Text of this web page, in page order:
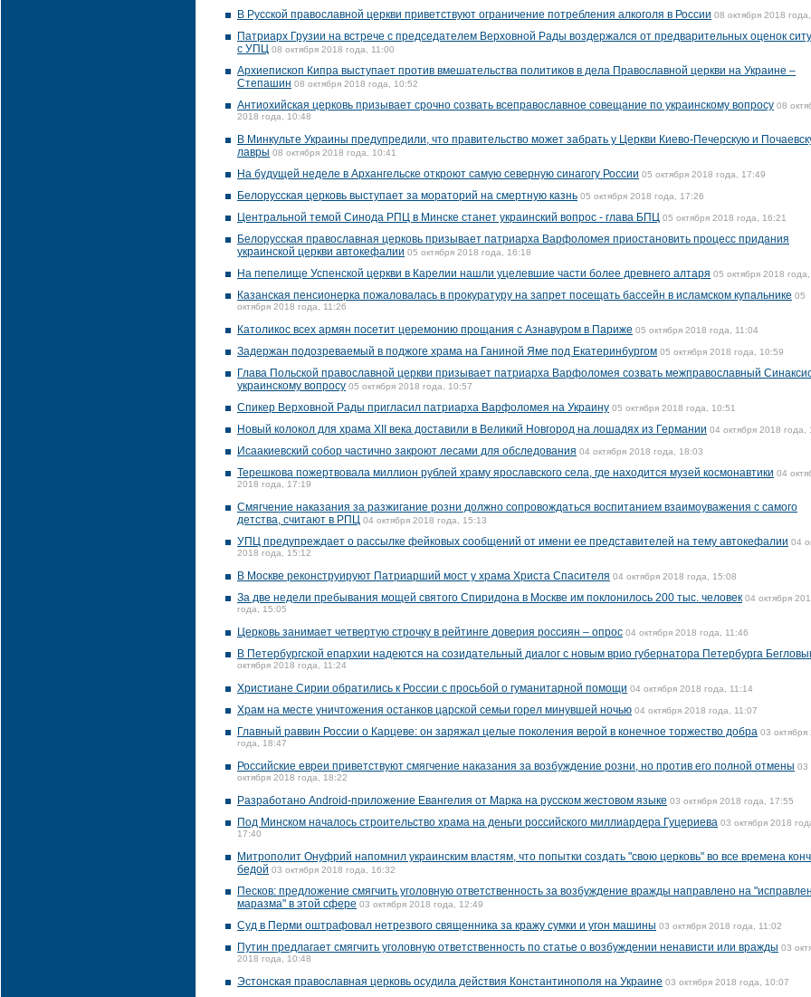
В Русской православной церкви приветствуют ограничение потребления алкоголя в России 08 октября 2018
Патриарх Грузии на встрече с председателем Верховной Рады воздержался от предварительных оценок
с УПЦ 08 октября 2018 года, 11:00
Архиепископ Кипра выступает против вмешательства политиков в дела Православной церкви на Украине –
Степашин 08 октября 2018 года, 10:52
Антиохийская церковь призывает срочно созвать всеправославное совещание по украинскому вопросу 08
2018 года, 10:48
В Минкульте Украины предупредили, что правительство может забрать у Церкви Киево-Печерскую и
лавры 08 октября 2018 года, 10:41
На будущей неделе в Архангельске откроют самую северную синагогу России 05 октября 2018 года, 17:49
Белорусская церковь выступает за мораторий на смертную казнь 05 октября 2018 года, 17:26
Центральной темой Синода РПЦ в Минске станет украинский вопрос - глава БПЦ 05 октября 2018 года, 16:21
Белорусская православная церковь призывает патриарха Варфоломея приостановить процесс придания
украинской церкви автокефалии 05 октября 2018 года, 16:18
На пепелище Успенской церкви в Карелии нашли уцелевшие части более древнего алтаря 05 октября 2018
Казанская пенсионерка пожаловалась в прокуратуру на запрет посещать бассейн в исламском купальнике 05
октября 2018 года, 11:26
Католикос всех армян посетит церемонию прощания с Азнавуром в Париже 05 октября 2018 года, 11:04
Задержан подозреваемый в поджоге храма на Ганиной Яме под Екатеринбургом 05 октября 2018 года, 10:59
Глава Польской православной церкви призывает патриарха Варфоломея созвать межправославный
украинскому вопросу 05 октября 2018 года, 10:57
Спикер Верховной Рады пригласил патриарха Варфоломея на Украину 05 октября 2018 года, 10:51
Новый колокол для храма XII века доставили в Великий Новгород на лошадях из Германии 04 октября 2018 года,
Исаакиевский собор частично закроют лесами для обследования 04 октября 2018 года, 18:03
Терешкова пожертвовала миллион рублей храму ярославского села, где находится музей космонавтики 04
2018 года, 17:19
Смягчение наказания за разжигание розни должно сопровождаться воспитанием взаимоуважения с самого
детства, считают в РПЦ 04 октября 2018 года, 15:13
УПЦ предупреждает о рассылке фейковых сообщений от имени ее представителей на тему автокефалии 04
2018 года, 15:12
В Москве реконструируют Патриарший мост у храма Христа Спасителя 04 октября 2018 года, 15:08
За две недели пребывания мощей святого Спиридона в Москве им поклонилось 200 тыс. человек 04 октября
года, 15:05
Церковь занимает четвертую строчку в рейтинге доверия россиян – опрос 04 октября 2018 года, 11:46
В Петербургской епархии надеются на созидательный диалог с новым врио губернатора Петербурга
октября 2018 года, 11:24
Христиане Сирии обратились к России с просьбой о гуманитарной помощи 04 октября 2018 года, 11:14
Храм на месте уничтожения останков царской семьи горел минувшей ночью 04 октября 2018 года, 11:07
Главный раввин России о Карцеве: он заряжал целые поколения верой в конечное торжество добра 03 октября
года, 18:47
Российские евреи приветствуют смягчение наказания за возбуждение розни, но против его полной отмены 03
октября 2018 года, 18:22
Разработано Android-приложение Евангелия от Марка на русском жестовом языке 03 октября 2018 года, 17:55
Под Минском началось строительство храма на деньги российского миллиардера Гуцериева 03 октября 2018
17:40
Митрополит Онуфрий напомнил украинским властям, что попытки создать "свою церковь" во все времена
бедой 03 октября 2018 года, 16:32
Песков: предложение смягчить уголовную ответственность за возбуждение вражды направлено на
маразма" в этой сфере 03 октября 2018 года, 12:49
Суд в Перми оштрафовал нетрезвого священника за кражу сумки и угон машины 03 октября 2018 года, 11:02
Путин предлагает смягчить уголовную ответственность по статье о возбуждении ненависти или вражды 03
2018 года, 10:48
Эстонская православная церковь осудила действия Константинополя на Украине 03 октября 2018 года, 10:07